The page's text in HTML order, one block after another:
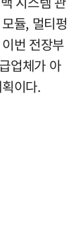
듈, 멀티펑
번 전장부
업체가 아
이다.